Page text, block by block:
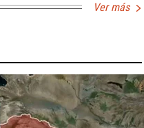
Ver más